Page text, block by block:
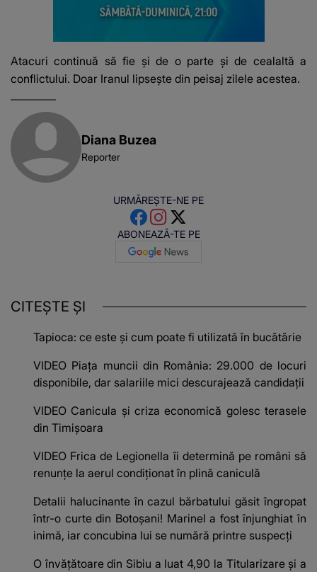
Atacuri continuă să fie și de o parte și de cealaltă a
conflictului. Doar Iranul lipsește din peisaj zilele acestea.
Diana Buzea
Reporter
URMĂREȘTE-NE PE
ABONEAZĂ-TE PE
CITEȘTE ȘI
Tapioca: ce este și cum poate fi utilizată în bucătărie
VIDEO Piața muncii din România: 29.000 de locuri
disponibile, dar salariile mici descurajează candidații
VIDEO Canicula și criza economică golesc terasele
din Timișoara
VIDEO Frica de Legionella îi determină pe români să
renunțe la aerul condiționat în plină caniculă
Detalii halucinante în cazul bărbatului găsit îngropat
într-o curte din Botoșani! Marinel a fost înjunghiat în
inimă, iar concubina lui se numără printre suspecți
O învățătoare din Sibiu a luat 4,90 la Titularizare și a